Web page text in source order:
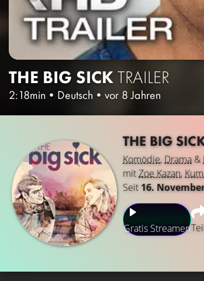
THE BIG SICKTRAILER
2:18min • Deutsch • vor 8 Jahren
THE BIG
Komödie, Drama&
mitZoe Kazan,
Seit 16.
Gratis Streamen